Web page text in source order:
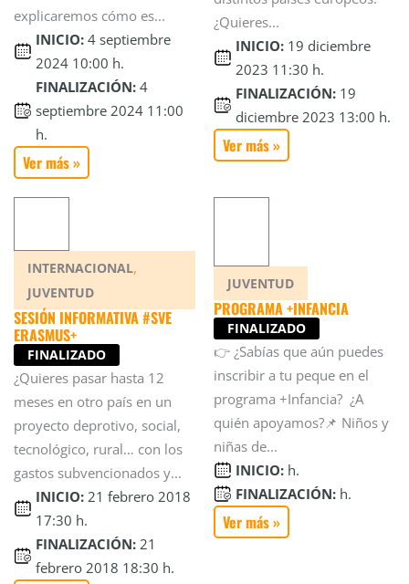
explicaremos cómo es...
INICIO: 4 septiembre
2024 10:00 h.
FINALIZACIÓN: 4
septiembre 2024 11:00
h.
Ver más »
¿Quieres...
INICIO: 19 diciembre
2023 11:30 h.
FINALIZACIÓN: 19
diciembre 2023 13:00 h.
Ver más »
INTERNACIONAL,
JUVENTUD
SESIÓN INFORMATIVA #SVE
ERASMUS+
FINALIZADO
¿Quieres pasar hasta 12
meses en otro país en un
proyecto deprotivo, social,
tecnológico, rural… con los
gastos subvencionados y...
INICIO: 21 febrero 2018
17:30 h.
FINALIZACIÓN: 21
febrero 2018 18:30 h.
JUVENTUD
PROGRAMA +INFANCIA
FINALIZADO
👉 ¿Sabías que aún puedes
inscribir a tu peque en el
programa +Infancia? ¿A
quién apoyamos?📌 Niños y
niñas de...
INICIO: h.
FINALIZACIÓN: h.
Ver más »